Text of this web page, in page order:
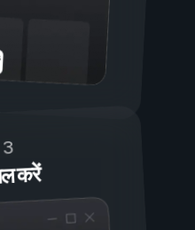
करें